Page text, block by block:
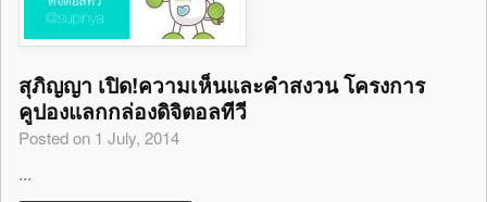
สุภิญญา เปิด!ความเห็นและคำสงวน โครงการ
คูปองแลกกล่องดิจิตอลทีวี
Posted on 1 July, 2014
...